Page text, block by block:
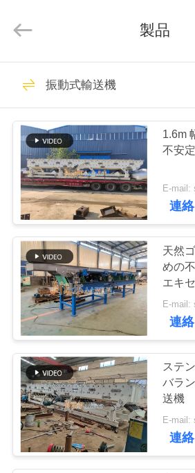
へ
わ
し
ち
に
い
て
2020
AAREAL
Co.,Ltd.
Reserved.
ビブロスク
マシン
旋回スクリ
ふるい
高周波スク
製品
振動式輸送機
1.6m
不安
連絡
天然
めの
エキ
送機
連絡
ステ
バラ
送機
連絡